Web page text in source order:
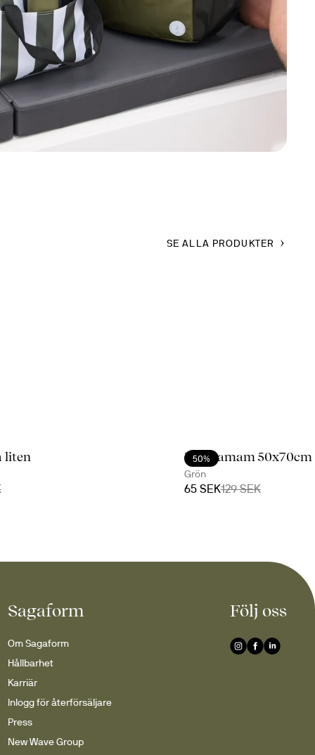
SE ALLA PRODUKTER
liten 50%
Ella hamam 50x70cm
Grön
65 SEK129 SEK
Sagaform
Om Sagaform
Hållbarhet
Karriär
Inlogg för återförsäljare
Press
New Wave Group
Följ oss